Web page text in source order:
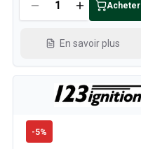
Acheter
En savoir plus
-5%